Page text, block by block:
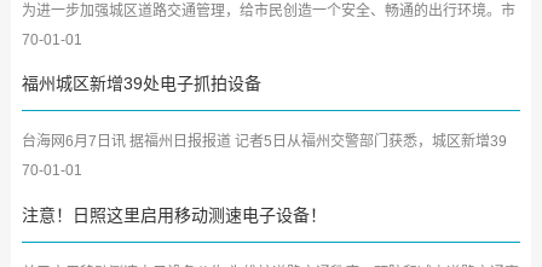
为进一步加强城区道路交通管理，给市民创造一个安全、畅通的出行环境。市
公安局交警支队在中心城...
70-01-01
福州城区新增39处电子抓拍设备
台海网6月7日讯 据福州日报报道 记者5日从福州交警部门获悉，城区新增39
处电子抓拍设备，将于近期...
70-01-01
注意！日照这里启用移动测速电子设备！